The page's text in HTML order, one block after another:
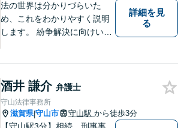
法の世界は分かりづらいた
め、これをわかりやすく説明
します。 紛争解決に向けいく
者の希望を最大限尊重しなが
ら、適正な範囲で解決を目指
します。
詳細を見
る
酒井 謙介 弁護士
守山法律事務所
滋賀県|守山市 守山駅 から徒歩3分